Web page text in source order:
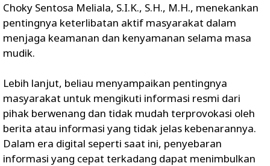
Choky Sentosa Meliala, S.I.K., S.H., M.H., menekankan
pentingnya keterlibatan aktif masyarakat dalam
menjaga keamanan dan kenyamanan selama masa
mudik.
Lebih lanjut, beliau menyampaikan pentingnya
masyarakat untuk mengikuti informasi resmi dari
pihak berwenang dan tidak mudah terprovokasi oleh
berita atau informasi yang tidak jelas kebenarannya.
Dalam era digital seperti saat ini, penyebaran
informasi yang cepat terkadang dapat menimbulkan